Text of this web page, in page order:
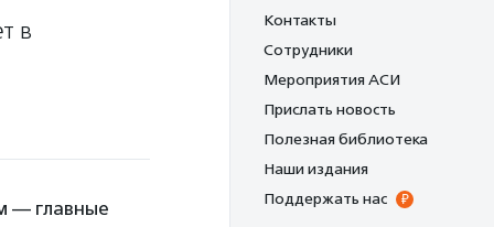
в
— главные
Контакты
Сотрудники
Мероприятия АСИ
Прислать новость
Полезная библиотека
Наши издания
Поддержать нас